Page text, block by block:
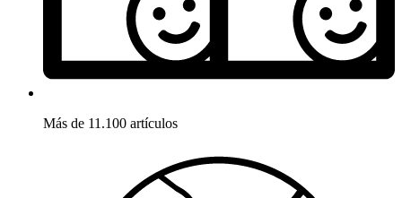
Más de 11.100 artículos